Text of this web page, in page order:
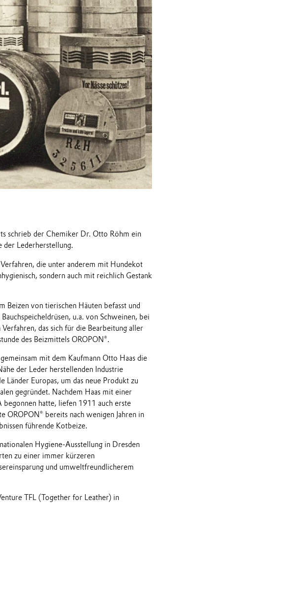
schrieb der Chemiker Dr. Otto Röhm ein
der Lederherstellung.
die unter anderem mit Hundekot
sondern auch mit reichlich Gestank
Beizen von tierischen Häuten befasst und
u.a. von Schweinen, bei
das sich für die Bearbeitung aller
des Beizmittels OROPON®.
mit dem Kaufmann Otto Haas die
der Leder herstellenden Industrie
Europas, um das neue Produkt zu
gegründet. Nachdem Haas mit einer
begonnen hatte, liefen 1911 auch erste
OROPON® bereits nach wenigen Jahren in
führende Kotbeize.
Hygiene-Ausstellung in Dresden
zu einer immer kürzeren
und umweltfreundlicherem
TFL (Together for Leather) in